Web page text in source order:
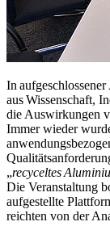
In
aus Wissenschaft,
die Auswirkungen
Immer wieder
„recyceltes
Die Veranstaltung
aufgestellte
reichten von der